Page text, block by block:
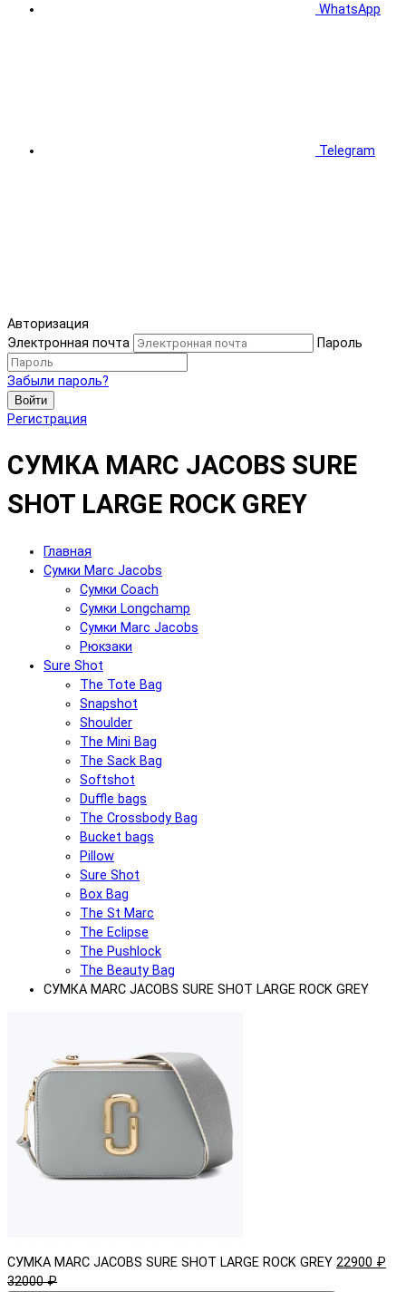
WhatsApp
Telegram
Авторизация
Электронная почта
Пароль
Забыли пароль?
Войти
Регистрация
СУМКА MARC JACOBS SURE
SHOT LARGE ROCK GREY
Главная
Сумки Marc Jacobs
Сумки Coach
Сумки Longchamp
Сумки Marc Jacobs
Рюкзаки
Sure Shot
The Tote Bag
Snapshot
Shoulder
The Mini Bag
The Sack Bag
Softshot
Duffle bags
The Crossbody Bag
Bucket bags
Pillow
Sure Shot
Box Bag
The St Marc
The Eclipse
The Pushlock
The Beauty Bag
СУМКА MARC JACOBS SURE SHOT LARGE ROCK GREY
СУМКА MARC JACOBS SURE SHOT LARGE ROCK GREY 22900 ₽
32000 ₽